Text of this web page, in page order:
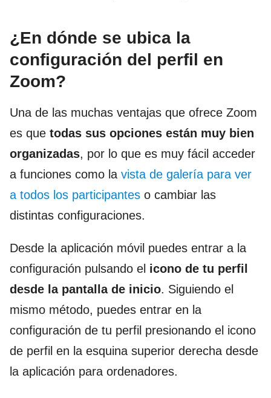
¿En dónde se ubica la
configuración del perfil en
Zoom?
Una de las muchas ventajas que ofrece Zoom
es que todas sus opciones están muy bien
organizadas, por lo que es muy fácil acceder
a funciones como la vista de galería para ver
a todos los participantes o cambiar las
distintas configuraciones.
Desde la aplicación móvil puedes entrar a la
configuración pulsando el icono de tu perfil
desde la pantalla de inicio. Siguiendo el
mismo método, puedes entrar en la
configuración de tu perfil presionando el icono
de perfil en la esquina superior derecha desde
la aplicación para ordenadores.